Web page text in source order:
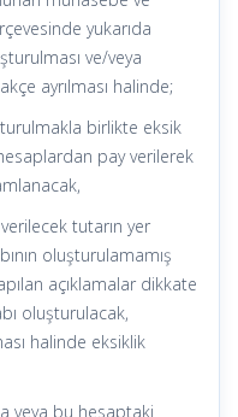
yukarıda
ve/veya
ayrılması halinde;
birlikte eksik
pay verilerek
tutarın yer
oluşturulamamış
açıklamalar dikkate
oluşturulacak,
halinde eksiklik
veya bu hesaptaki